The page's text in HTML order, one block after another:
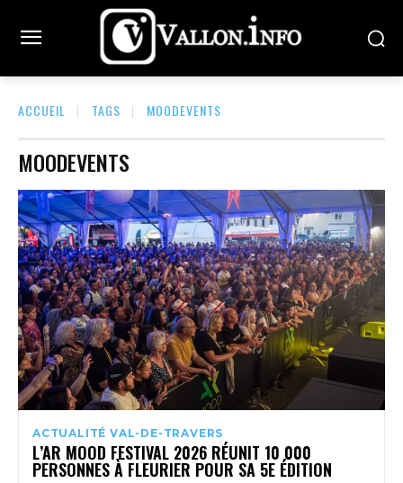
ACCUEIL TAGS MOODEVENTS
MOODEVENTS
ACTUALITÉ VAL-DE-TRAVERS
L’AR MOOD FESTIVAL 2026 RÉUNIT 10 000
PERSONNES À FLEURIER POUR SA 5E ÉDITION